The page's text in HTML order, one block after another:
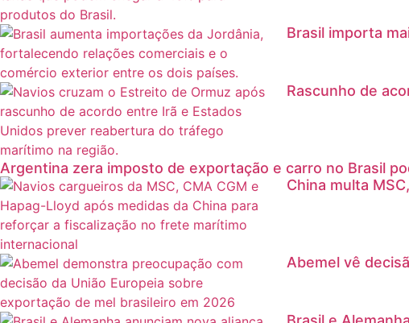
Brasil importa
Rascunho de
Argentina zera imposto de exportação e carro no Brasil
China multa
Abemel vê